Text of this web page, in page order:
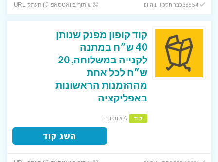
38554 כבר חסכו! 1 היום שיתוף בוואטסאפ העתק URL
קוד קופון מפנק שנותן
40 ש״ח במתנה
לקנייה במשלוחה, 20
ש״ח לכל אחת
מההזמנות הראשונות
באפליקציה
קוד ללא תפוגה
השג קוד